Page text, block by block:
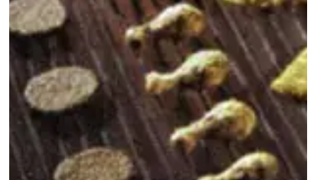
急迫情况下能灵敏堵截电源安全停机。
3、网带输送机中心控制台为完结准确控制有必要设置声、光信
号显示单机起动和停机情况以及事端开关动作情况的设备。
4、网带输送线中的网带输送机应遵照逆物料流输送方向逐机起
动。顺物料流输送方向延时逐机停机。在保证不溢料的前提下，也容
许一同起动或一同制动。
5、网带输送线中的设备有必要联锁。其间某一网带输送机呈现
毛病停机时，其料流上游的网带输送机应立即停机。联锁设备制止随
意改动或撤消。
6、网带输送线或在通道狭窄不开阔区域运用的网带输送机其沿
线应设置急迫拉线开关。